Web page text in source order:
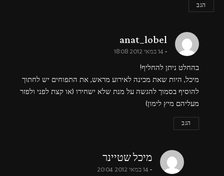
הגב
anat_lobel
14 במאי 2012 18:08
בהחלט ניתן להחליף!
מיכל, היות שאת מכינה לאירוע מראש, את התפוחים יש לחתוך
להוסיף בסמוך להגשה על מנת שלא ישחירו (או קצת לפני ולפזר
מעליהם מיץ לימון)
הגב
מיכל שטיינרsays:
14 במאי 2012 20:04